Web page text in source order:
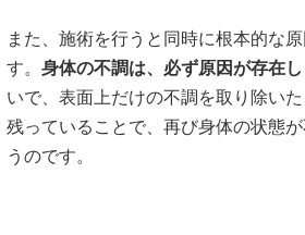
また、施術を行うと同時に根本的な
す。 身体の不調は、必ず原因が存在し
いで、表面上だけの不調を取り除い
残っていることで、再び身体の状態
うのです。